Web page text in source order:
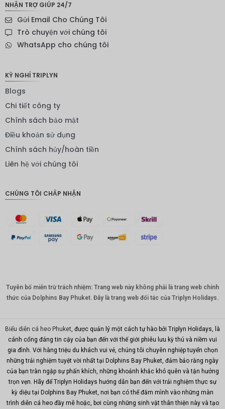
Đô la
New
Zealand
IDR
CHF
CAD
Nhân
dân tệ
MYR
PHP
Hồng
Kông
đô la
Singapor
NHẬN TRỢ GIÚP 24/7
Gửi Email Cho Chúng Tôi
Trò chuyện với chúng tôi
WhatsApp cho chúng tôi
KỲ NGHỈ TRIPLYN
Blogs
Chi tiết công ty
Chính sách bảo mật
Điều khoản sử dụng
Chính sách hủy/hoàn tiền
Liên hệ với chúng tôi
CHÚNG TÔI CHẤP NHẬN
Tuyên bố miễn trừ trách nhiệm: Trang web này không phải là trang web chính
thức của Dolphins Bay Phuket. Đây là trang web đối tác của Triplyn Holidays.
Biểu diễn cá heo Phuket, được quản lý một cách tự hào bởi Triplyn Holidays, là
cánh cổng đáng tin cậy của bạn đến với thế giới phiêu lưu kỳ thú và niềm vui
gia đình. Với hàng triệu du khách vui vẻ, chúng tôi chuyên nghiệp tuyển chọn
những trải nghiệm tuyệt vời nhất tại Dolphins Bay Phuket, đảm bảo rằng ngày
của bạn tràn ngập sự phấn khích, những khoảnh khắc khó quên và tận hưởng
trọn vẹn. Hãy để Triplyn Holidays hướng dẫn bạn đến với trải nghiệm thực sự
kỳ diệu tại Dolphins Bay Phuket, nơi bạn có thể đắm mình vào những màn
trình diễn cá heo đầy mê hoặc, bơi cùng những sinh vật thân thiện này và tạo